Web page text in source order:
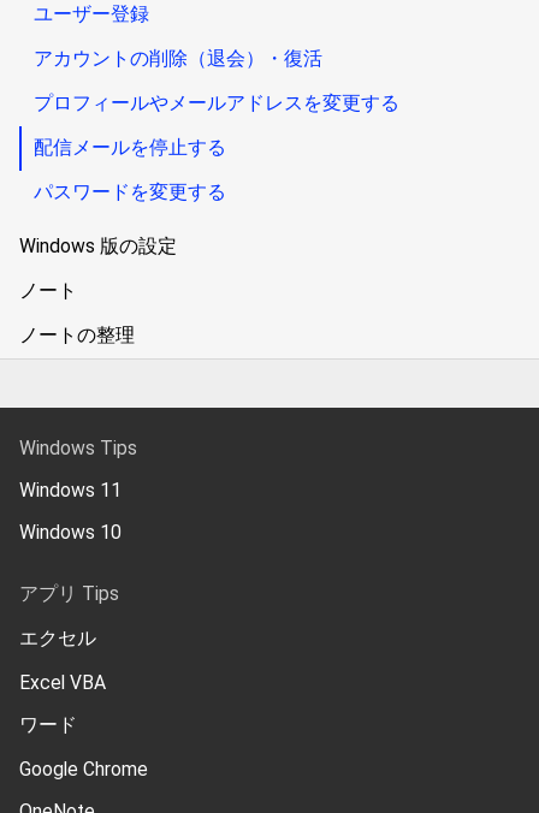
ユーザー登録
アカウントの削除（退会）・復活
プロフィールやメールアドレスを変更する
配信メールを停止する
パスワードを変更する
Windows 版の設定
ノート
ノートの整理
Windows Tips
Windows 11
Windows 10
アプリ Tips
エクセル
Excel VBA
ワード
Google Chrome